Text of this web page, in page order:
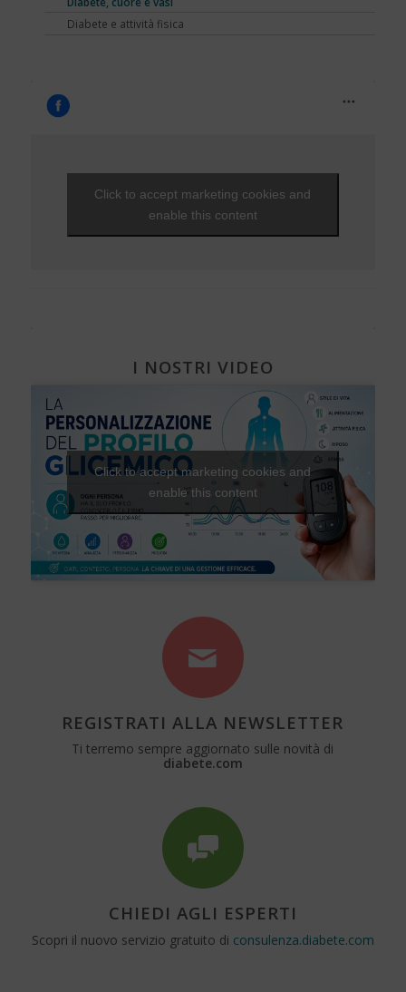
Varici e insufficienza venosa cronica
EVENTI - 2010
Diabete e attività fisica
Click to accept marketing cookies and
enable this content
I NOSTRI VIDEO
Click to accept marketing cookies and
enable this content
REGISTRATI ALLA NEWSLETTER
Ti terremo sempre aggiornato sulle novità di
diabete.com
CHIEDI AGLI ESPERTI
Scopri il nuovo servizio gratuito di consulenza.diabete.com